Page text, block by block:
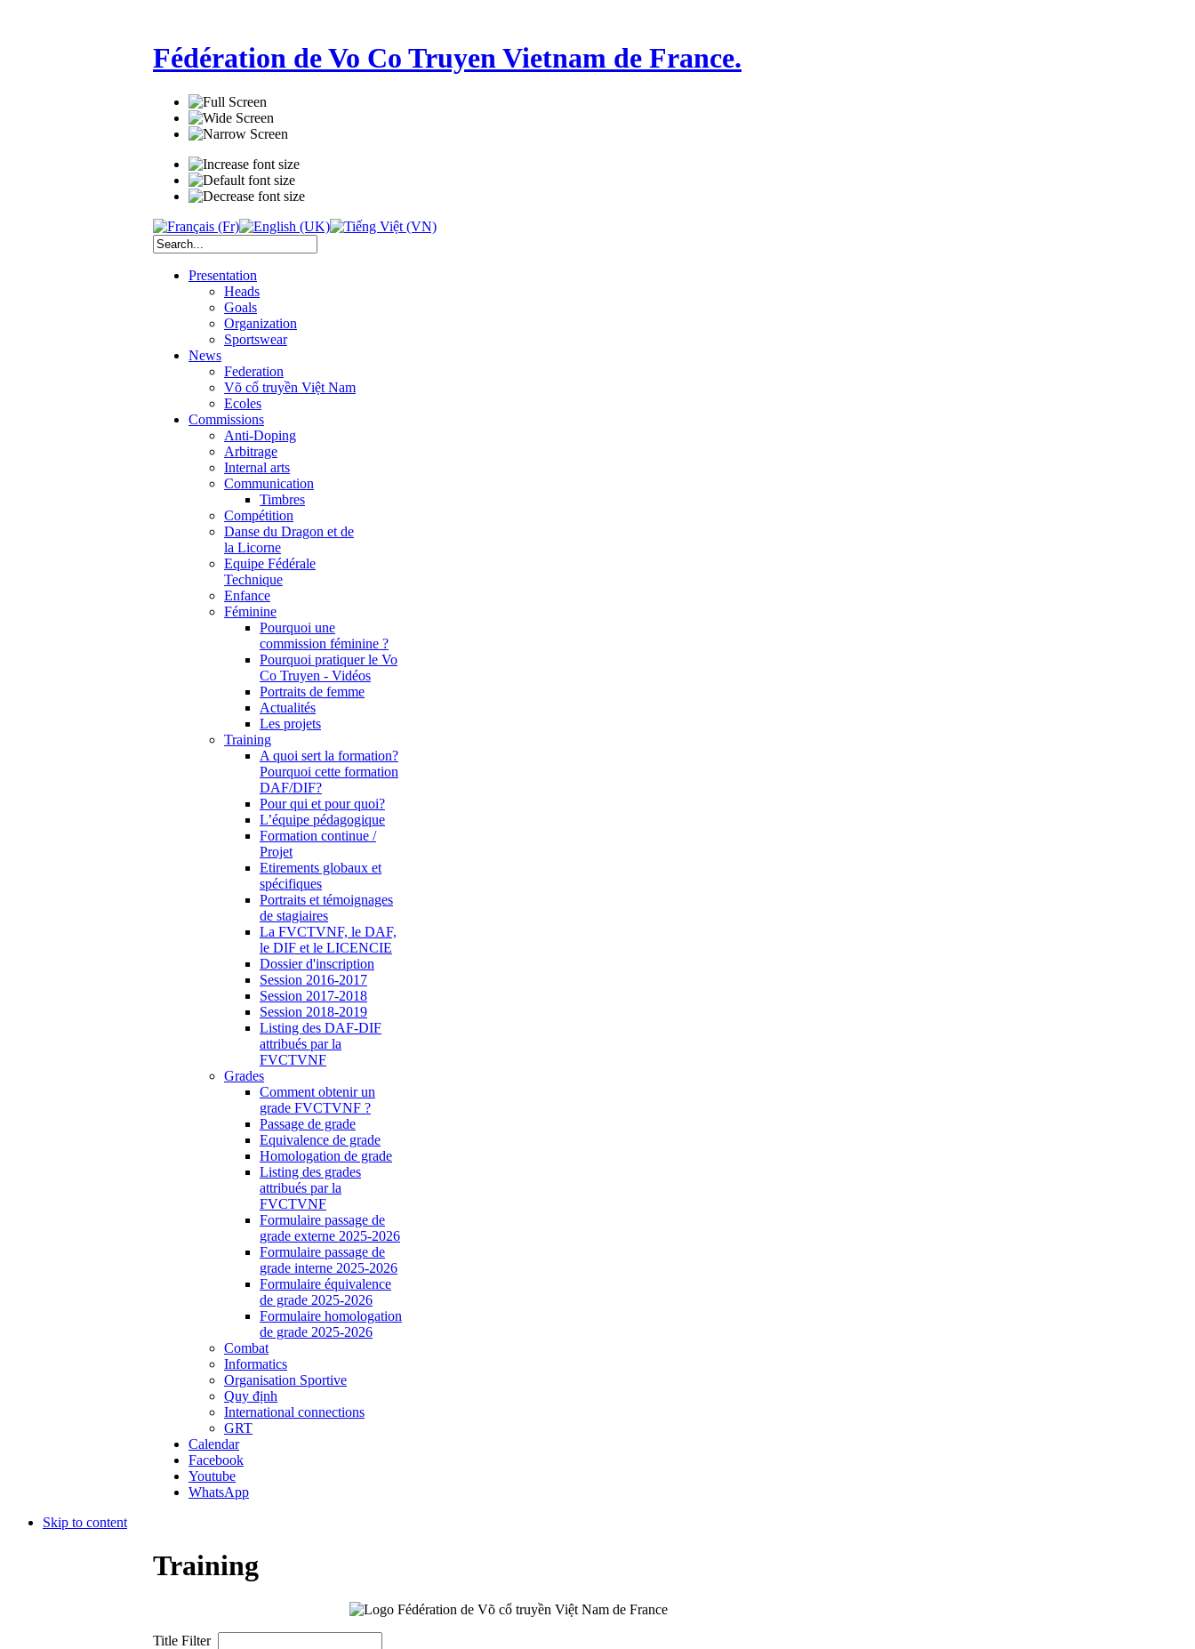
Fédération de Vo Co Truyen Vietnam de France.
Presentation
Heads
Goals
Organization
Sportswear
News
Federation
Võ cổ truyền Việt Nam
Ecoles
Commissions
Anti-Doping
Arbitrage
Internal arts
Communication
Timbres
Compétition
Danse du Dragon et de
la Licorne
Equipe Fédérale
Technique
Enfance
Féminine
Pourquoi une
commission féminine ?
Pourquoi pratiquer le Vo
Co Truyen - Vidéos
Portraits de femme
Actualités
Les projets
Training
A quoi sert la formation?
Pourquoi cette formation
DAF/DIF?
Pour qui et pour quoi?
L’équipe pédagogique
Formation continue /
Projet
Etirements globaux et
spécifiques
Portraits et témoignages
de stagiaires
La FVCTVNF, le DAF,
le DIF et le LICENCIE
Dossier d'inscription
Session 2016-2017
Session 2017-2018
Session 2018-2019
Listing des DAF-DIF
attribués par la
FVCTVNF
Grades
Comment obtenir un
grade FVCTVNF ?
Passage de grade
Equivalence de grade
Homologation de grade
Listing des grades
attribués par la
FVCTVNF
Formulaire passage de
grade externe 2025-2026
Formulaire passage de
grade interne 2025-2026
Formulaire équivalence
de grade 2025-2026
Formulaire homologation
de grade 2025-2026
Combat
Informatics
Organisation Sportive
Quy định
International connections
GRT
Calendar
Facebook
Youtube
WhatsApp
Skip to content
Training
Title Filter